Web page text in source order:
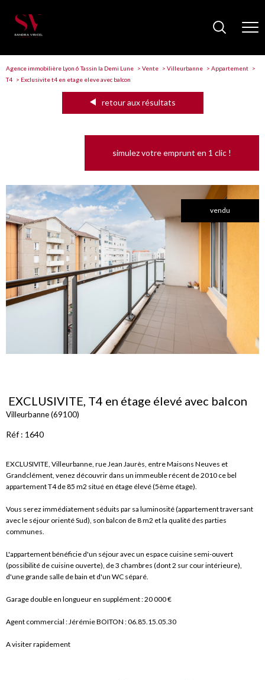
Agence immobilière Lyon 6 Tassin la Demi Lune Vente Villeurbanne
Appartement
T4
Exclusivite t4 en etage eleve avec balcon
retour aux résultats
simulez votre emprunt en 1 clic !
vendu
EXCLUSIVITE, T4 en étage élevé avec balcon
Villeurbanne (69100)
Réf : 1640
EXCLUSIVITE, Villeurbanne, rue Jean Jaurès, entre Maisons Neuves et
Grandclément, venez découvrir dans un immeuble récent de 2010 ce bel
appartement T4 de 85 m2 situé en étage élevé (5ème étage).
Vous serez immédiatement séduits par sa luminosité (appartement traversant
avec le séjour orienté Sud), son balcon de 8 m2 et la qualité des parties
communes.
L'appartement bénéficie d'un séjour avec un espace cuisine semi-ouvert
(possibilité de cuisine ouverte), de 3 chambres (dont 2 sur cour intérieure),
d'une grande salle de bain et d'un WC séparé.
Garage double en longueur en supplément : 20 000 €
Agent commercial : Jérémie BOITON : 06.85.15.05.30
A visiter rapidement